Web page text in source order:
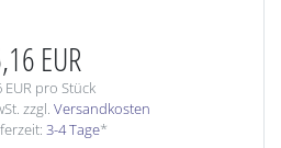
EUR
EUR pro Stück
zzgl. Versandkosten
3-4 Tage*